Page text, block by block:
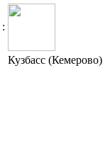
:
Кузбасс (Кемерово)